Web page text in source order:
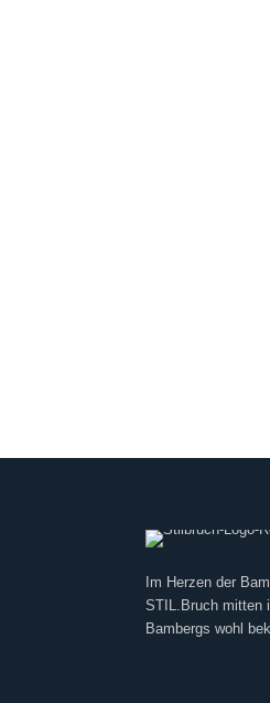
Im Herzen der
STIL.Bruch mitten
Bambergs wohl